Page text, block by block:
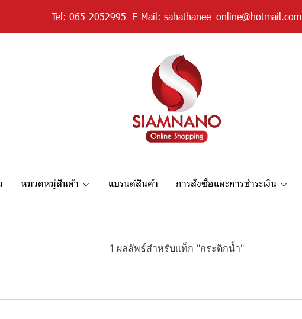
Tel: 065-2052995 E-Mail: sahathanee_online@hotmail.com
หมวดหมู่สินค้า แบรนด์สินค้า การสั่งซื้อและการชำระเงิน
1 ผลลัพธ์สำหรับแท็ก "กระติกน้ำ"